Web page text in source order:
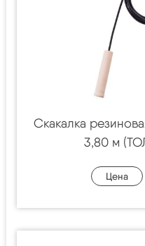
Скакалка
3,80 м
Цена